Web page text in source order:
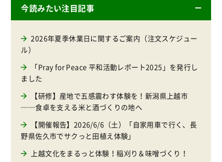
今読みたい注目記事
2026年夏季休業日に関するご案内（注文スケジュー
ル）
「Pray for Peace 平和活動レポート2025」を発行し
ました
【研修】産地で五感震わす体験を！新潟県上越市
──食卓を支える米と酒づくりの地へ
【開催報告】2026/6/6（土）「自家用車で行く、長
野県佐久市でサクっと田植え体験」
上越文化をまるっと体験！稲刈り＆味噌づくり！